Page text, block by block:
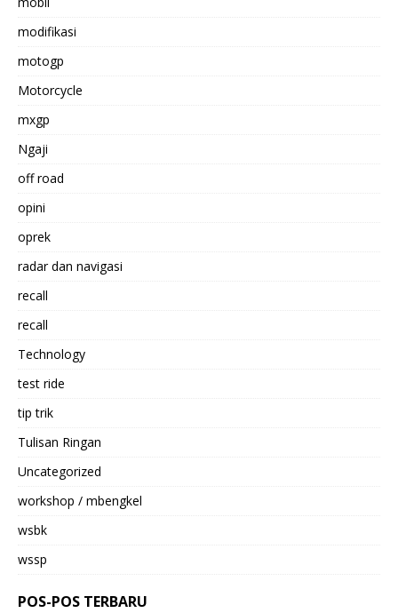
modifikasi
motogp
Motorcycle
mxgp
Ngaji
off road
opini
oprek
radar dan navigasi
recall
recall
Technology
test ride
tip trik
Tulisan Ringan
Uncategorized
workshop / mbengkel
wsbk
wssp
POS-POS TERBARU